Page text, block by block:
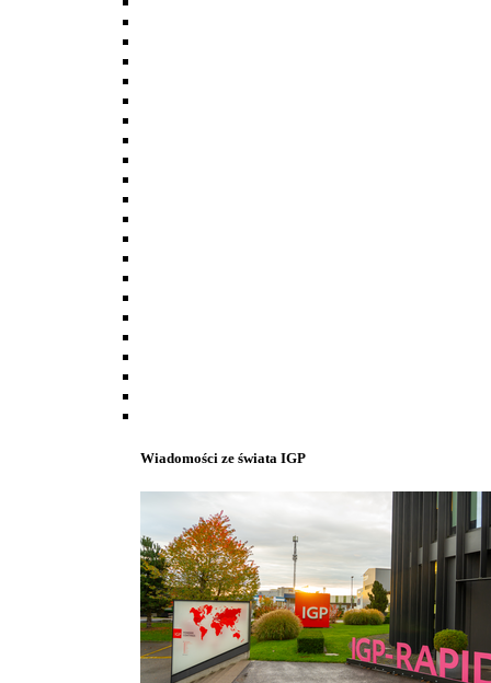
Wiadomości ze świata IGP